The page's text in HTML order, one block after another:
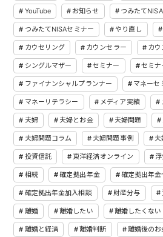
YouTube お知らせ つみたてNISA
つみたてNISAセミナー やり直し
カウセリング カウンセラー カ
シングルマザー セミナー セミナ
ファイナンシャルプランナー マネーセ
マネーリテラシー メディア実績
夫婦 夫婦とお金 夫婦問題
夫婦問題コラム 夫婦問題事例 夫
投資信託 東洋経済オンライン
相続 確定拠出年金 確定拠出年金
確定拠出年金加入相談 財産分与
離婚 離婚したい 離婚したくない
離婚と経済 離婚判断 離婚後のお